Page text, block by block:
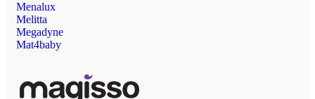
Menalux
Melitta
Megadyne
Mat4baby